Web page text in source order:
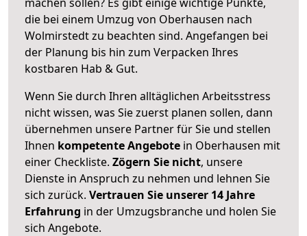
die bei einem Umzug von Oberhausen nach
Wolmirstedt zu beachten sind. Angefangen bei
der Planung bis hin zum Verpacken Ihres
kostbaren Hab & Gut.
Wenn Sie durch Ihren alltäglichen Arbeitsstress
nicht wissen, was Sie zuerst planen sollen, dann
übernehmen unsere Partner für Sie und stellen
Ihnen kompetente Angebote in Oberhausen mit
einer Checkliste. Zögern Sie nicht, unsere
Dienste in Anspruch zu nehmen und lehnen Sie
sich zurück. Vertrauen Sie unserer 14 Jahre
Erfahrung in der Umzugsbranche und holen Sie
sich Angebote.